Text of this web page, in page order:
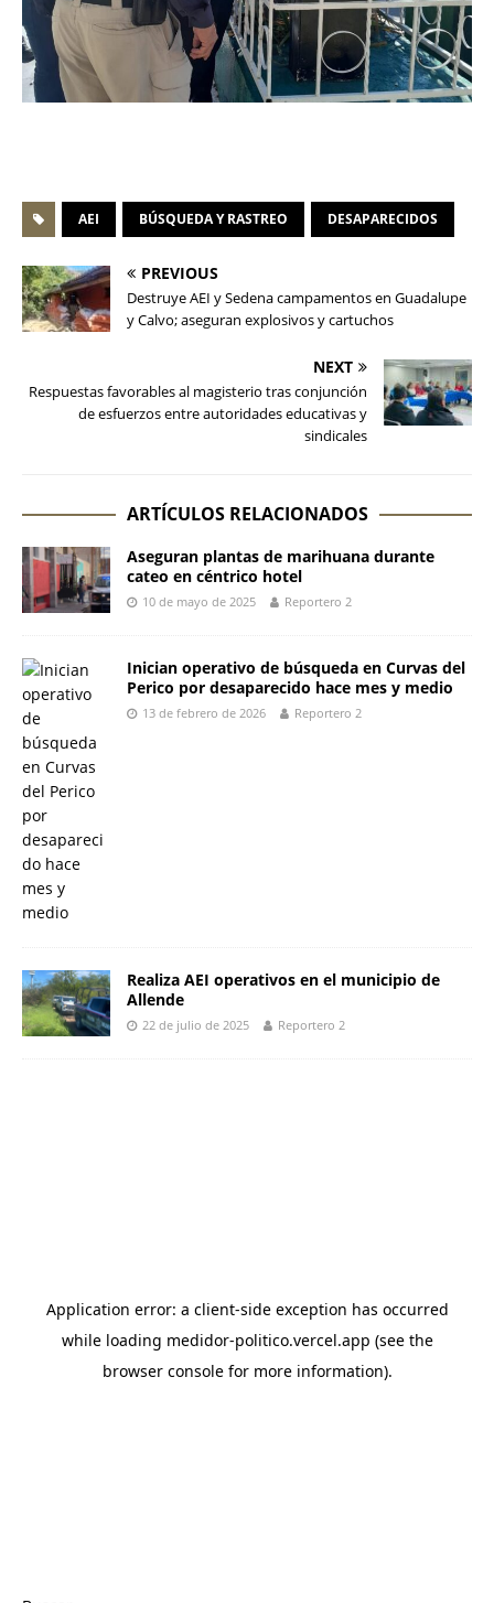
AEI BÚSQUEDA Y RASTREO DESAPARECIDOS
PREVIOUS
Destruye AEI y Sedena campamentos en Guadalupe
y Calvo; aseguran explosivos y cartuchos
NEXT
Respuestas favorables al magisterio tras conjunción
de esfuerzos entre autoridades educativas y
sindicales
ARTÍCULOS RELACIONADOS
Aseguran plantas de marihuana durante
cateo en céntrico hotel
10 de mayo de 2025 Reportero 2
Inician operativo de búsqueda en Curvas del
Perico por desaparecido hace mes y medio
13 de febrero de 2026 Reportero 2
Realiza AEI operativos en el municipio de
Allende
22 de julio de 2025 Reportero 2